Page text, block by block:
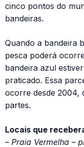
cinco pontos do
bandeiras.
Quando a bandeira
pesca poderá
bandeira azul
praticado. Essa
ocorre desde 2004,
partes.
Locais que
– Praia Vermelha –